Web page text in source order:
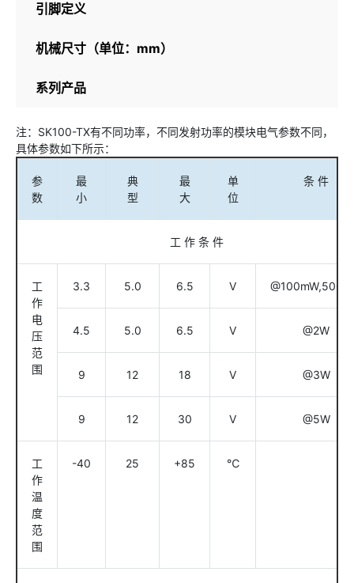
引脚定义
机械尺寸（单位：mm）
系列产品
注：SK100-TX有不同功率，不同发射功率的模块电气参数不同，
具体参数如下所示：
参
数
最
小
典
型
最
大
单
位
条 件
工 作 条 件
工
作
电
压
范
围
3.3 5.0 6.5 V
4.5 5.0 6.5 V @2W
9 12 18 V @3W
9 12 30 V @5W
工
作
温
度
范
围
-40 25 +85 ℃